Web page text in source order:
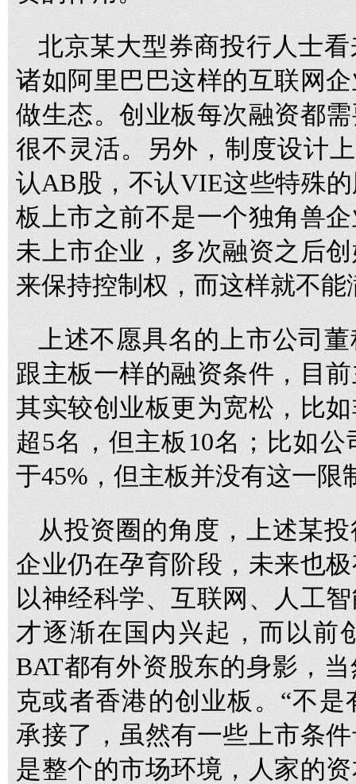
北京某大型券商投行人士
诸如阿里巴巴这样的互联网
做生态。创业板每次融资都
很不灵活。另外，制度设计
认AB股，不认VIE这些特殊
板上市之前不是一个独角兽
未上市企业，多次融资之后
来保持控制权，而这样就不
上述不愿具名的上市公司
跟主板一样的融资条件，目
其实较创业板更为宽松，比
超5名，但主板10名；比如
于45%，但主板并没有这一限
从投资圈的角度，上述某
企业仍在孕育阶段，未来也
以神经科学、互联网、人工
才逐渐在国内兴起，而以前
BAT都有外资股东的身影，
克或者香港的创业板。“不
承接了，虽然有一些上市条
是整个的市场环境，人家的